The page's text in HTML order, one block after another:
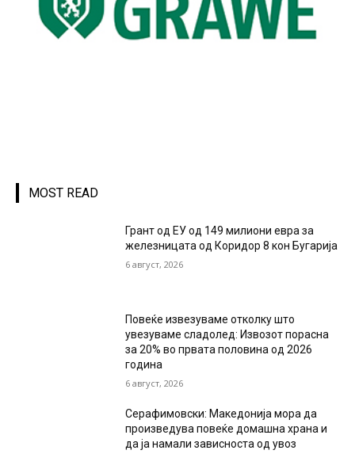
MOST READ
Грант од ЕУ од 149 милиони евра за
железницата од Коридор 8 кон Бугарија
6 август, 2026
Повеќе извезуваме отколку што
увезуваме сладолед: Извозот порасна
за 20% во првата половина од 2026
година
6 август, 2026
Серафимовски: Македонија мора да
произведува повеќе домашна храна и
да ја намали зависноста од увоз